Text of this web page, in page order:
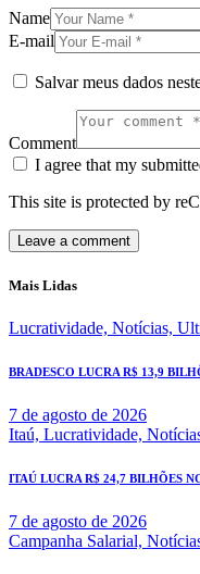
Name
E-mail
Salvar meus dados
Comment
I agree that my
This site is protected by
Mais Lidas
Lucratividade, Notícias,
BRADESCO LUCRA R$ 13,9
7 de agosto de 2026
Itaú, Lucratividade,
ITAÚ LUCRA R$ 24,7 BILHÕES
7 de agosto de 2026
Campanha Salarial,